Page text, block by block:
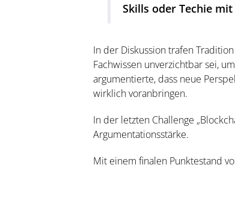
Skills oder Techie
In der Diskussion trafen
Fachwissen unverzichtbar sei,
argumentierte, dass neue
wirklich voranbringen.
In der letzten Challenge
Argumentationsstärke.
Mit einem finalen Punktestand